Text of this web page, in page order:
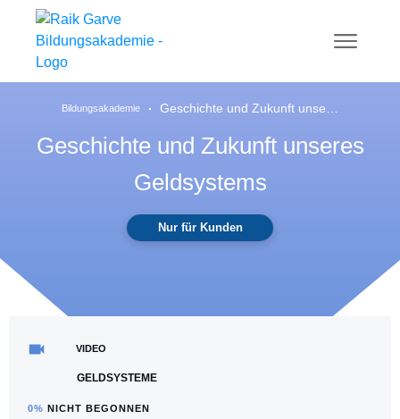
Bildungsakademie
Geschichte und Zukunft unseres
Geldsystems
Nur für Kunden
VIDEO
GELDSYSTEME
0% NICHT BEGONNEN